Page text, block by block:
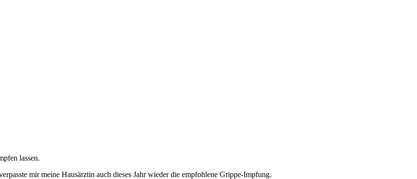
lassen.
mir meine Hausärztin auch dieses Jahr wieder die empfohlene Grippe-Impfung.